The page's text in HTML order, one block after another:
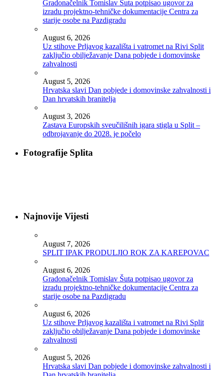
Gradonačelnik Tomislav Šuta potpisao ugovor za
izradu projektno-tehničke dokumentacije Centra za
starije osobe na Pazdigradu
August 6, 2026
Uz stihove Prljavog kazališta i vatromet na Rivi Split
zaključio obilježavanje Dana pobjede i domovinske
zahvalnosti
August 5, 2026
Hrvatska slavi Dan pobjede i domovinske zahvalnosti i
Dan hrvatskih branitelja
August 3, 2026
Zastava Europskih sveučilišnih igara stigla u Split –
odbrojavanje do 2028. je počelo
Fotografije Splita
Najnovije Vijesti
August 7, 2026
SPLIT IPAK PRODULJIO ROK ZA KAREPOVAC
August 6, 2026
Gradonačelnik Tomislav Šuta potpisao ugovor za
izradu projektno-tehničke dokumentacije Centra za
starije osobe na Pazdigradu
August 6, 2026
Uz stihove Prljavog kazališta i vatromet na Rivi Split
zaključio obilježavanje Dana pobjede i domovinske
zahvalnosti
August 5, 2026
Hrvatska slavi Dan pobjede i domovinske zahvalnosti i